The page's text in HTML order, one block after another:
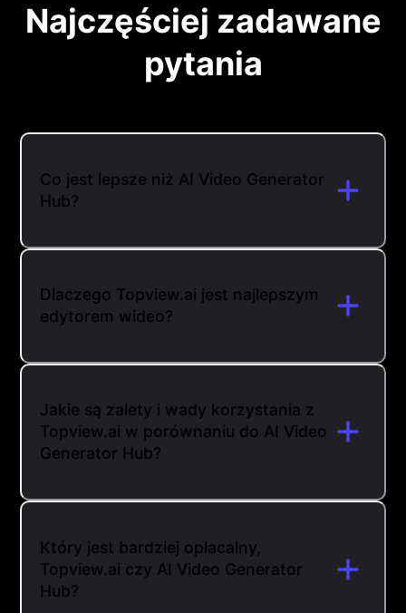
Najczęściej zadawane
pytania
Co jest lepsze niż AI Video Generator
Hub?
Dlaczego Topview.ai jest najlepszym
edytorem wideo?
Jakie są zalety i wady korzystania z
Topview.ai w porównaniu do AI Video
Generator Hub?
Który jest bardziej opłacalny,
Topview.ai czy AI Video Generator
Hub?